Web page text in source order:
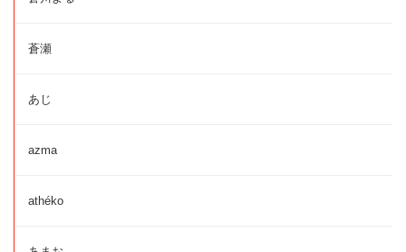
蒼瀬
あじ
azma
athéko